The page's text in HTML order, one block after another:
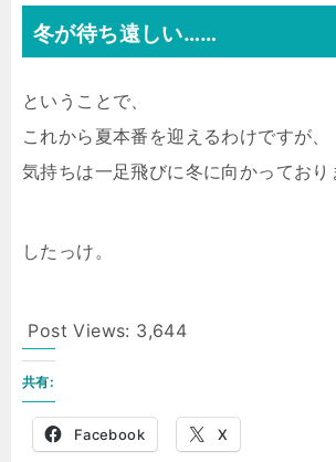
冬が待ち遠しい……
ということで、
これから夏本番を迎えるわけですが、
気持ちは一足飛びに冬に向かっており
したっけ。
Post Views: 3,644
共有:
Facebook X